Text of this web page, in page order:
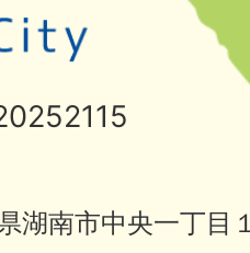
湖南市中央一丁目